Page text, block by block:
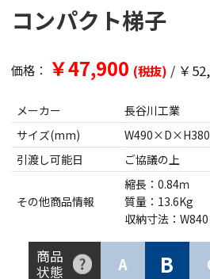
コンパクト梯子
価格： ￥47,900 (税抜) / ￥
メーカー
長谷川工業
サイズ(mm)
引渡し可能日
ご協議の上
その他商品情報
縮長：0.84ｍ
質量：13.6Kg
収納寸法：
商品
状態
A B